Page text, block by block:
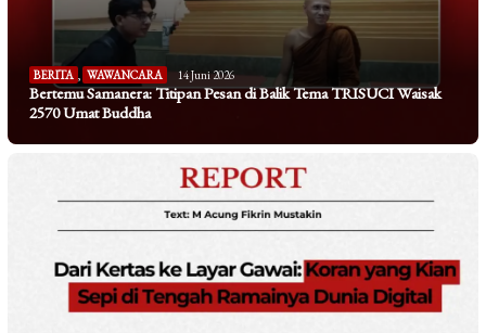
BERITA WAWANCARA 14 Juni 2026
Bertemu Samanera: Titipan Pesan di Balik Tema TRISUCI Waisak
2570 Umat Buddha